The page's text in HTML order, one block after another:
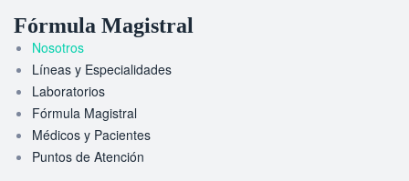
Fórmula Magistral
Nosotros
Líneas y Especialidades
Laboratorios
Fórmula Magistral
Médicos y Pacientes
Puntos de Atención